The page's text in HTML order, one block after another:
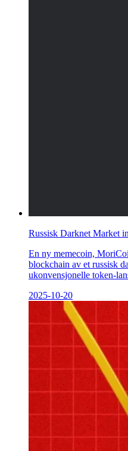
Russisk Darknet Market
En ny memecoin,
blockchain av et russisk
ukonvensjonelle token-
2025-10-20